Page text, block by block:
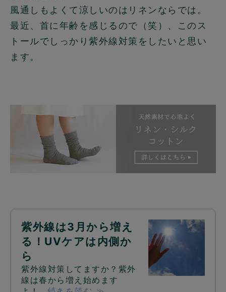
風通しもよくて涼しいのはリネンならでは。
最近、首に年齢を感じるので（笑）、このス
トールでしっかり紫外線対策をしたいと思い
ます。
紫外線は3月から増え
る！UVケアは内側か
ら
紫外線対策してますか？紫外
線は春から増え始めます